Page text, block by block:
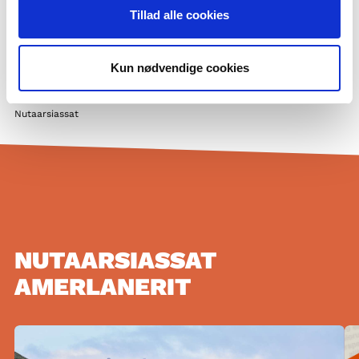
Tillad alle cookies
Kun nødvendige cookies
Nutaarsiassat
NUTAARSIASSAT
AMERLANERIT